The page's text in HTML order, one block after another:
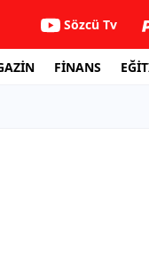
Sözcü Tv
FİNANS